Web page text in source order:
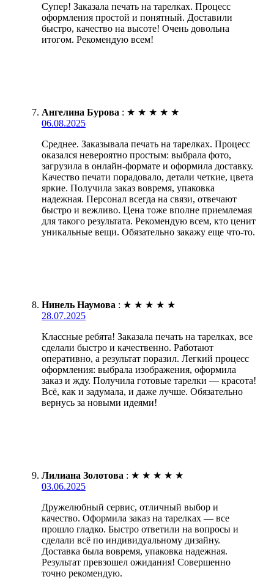
Супер! Заказала печать на тарелках. Процесс
оформления простой и понятный. Доставили
быстро, качество на высоте! Очень довольна
итогом. Рекомендую всем!
Ангелина Бурова : ★ ★ ★ ★ ★
06.08.2025
Среднее. Заказывала печать на тарелках. Процесс
оказался невероятно простым: выбрала фото,
загрузила в онлайн-формате и оформила доставку.
Качество печати порадовало, детали четкие, цвета
яркие. Получила заказ вовремя, упаковка
надежная. Персонал всегда на связи, отвечают
быстро и вежливо. Цена тоже вполне приемлемая
для такого результата. Рекомендую всем, кто ценит
уникальные вещи. Обязательно закажу еще что-то.
Нинель Наумова : ★ ★ ★ ★ ★
28.07.2025
Классные ребята! Заказала печать на тарелках, все
сделали быстро и качественно. Работают
оперативно, а результат поразил. Легкий процесс
оформления: выбрала изображения, оформила
заказ и жду. Получила готовые тарелки — красота!
Всё, как и задумала, и даже лучше. Обязательно
вернусь за новыми идеями!
Лилиана Золотова : ★ ★ ★ ★ ★
03.06.2025
Дружелюбный сервис, отличный выбор и
качество. Оформила заказ на тарелках — все
прошло гладко. Быстро ответили на вопросы и
сделали всё по индивидуальному дизайну.
Доставка была вовремя, упаковка надежная.
Результат превзошел ожидания! Совершенно
точно рекомендую.